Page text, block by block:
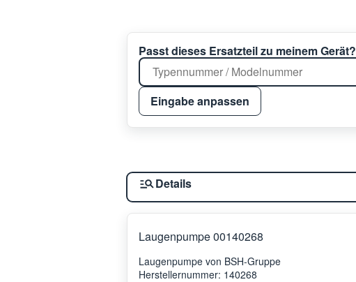
Passt dieses Ersatzteil zu meinem Gerät?
Eingabe anpassen
Details
Laugenpumpe 00140268
Laugenpumpe von BSH-Gruppe
Herstellernummer: 140268